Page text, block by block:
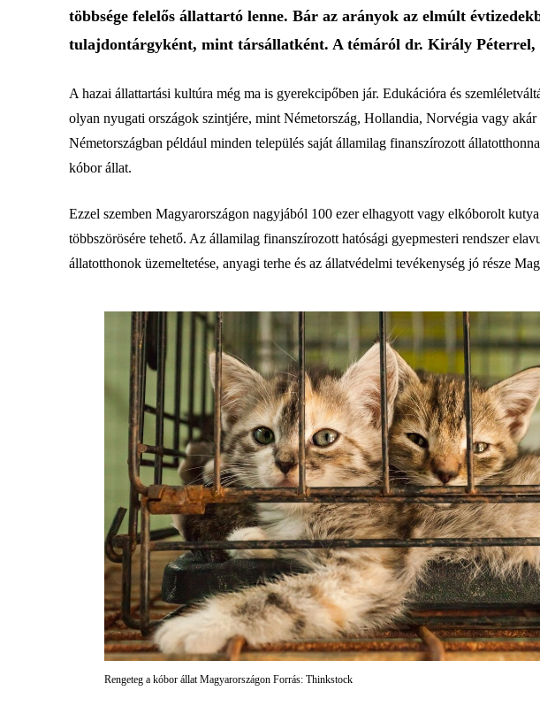
többsége felelős állattartó lenne. Bár az arányok az elmúlt
tulajdontárgyként, mint társállatként. A témáról dr. Király
A hazai állattartási kultúra még ma is gyerekcipőben jár. Edukációra és
olyan nyugati országok szintjére, mint Németország, Hollandia, Norvégia vagy
Németországban például minden település saját államilag finanszírozott
kóbor állat.
Ezzel szemben Magyarországon nagyjából 100 ezer elhagyott vagy elkóborolt
többszörösére tehető. Az államilag finanszírozott hatósági gyepmesteri rendszer
állatotthonok üzemeltetése, anyagi terhe és az állatvédelmi tevékenység jó része
Rengeteg a kóbor állat Magyarországon Forrás: Thinkstock